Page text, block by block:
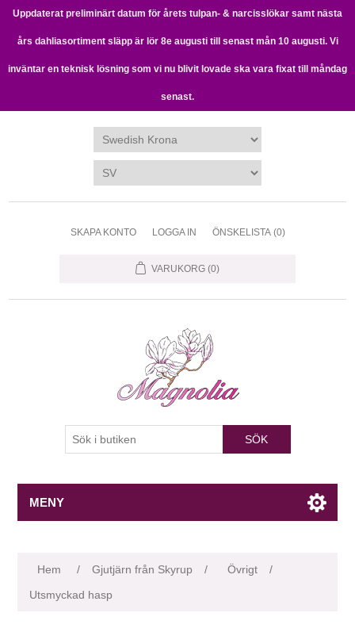
Uppdaterat preliminärt datum för årets tulpan- & narcisslökar samt nästa
års dahliasortiment släpp är lör 8e augusti till senast mån 10 augusti. Vi
inväntar en teknisk lösning som vi nu blivit lovade ska vara fixat till måndag
senast.
SKAPA KONTO LOGGA IN ÖNSKELISTA (0)
VARUKORG (0)
SÖK
MENY
Hem / Gjutjärn från Skyrup / Övrigt
/
Utsmyckad hasp